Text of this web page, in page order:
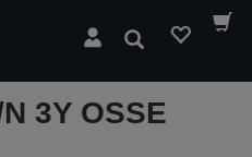
Pesquisar
3Y OSSE